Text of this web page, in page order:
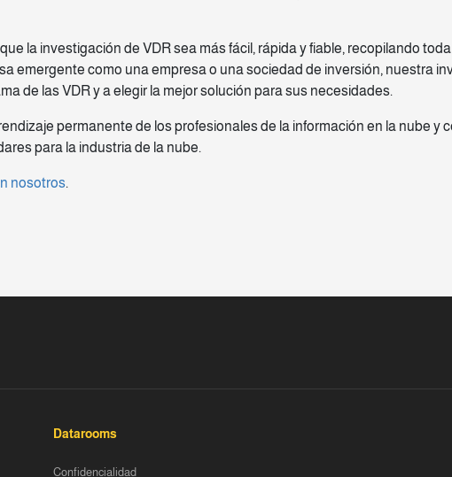
la investigación de VDR sea más fácil, rápida y fiable, recopilando
emergente como una empresa o una sociedad de inversión, nuestra
de las VDR y a elegir la mejor solución para sus necesidades.
permanente de los profesionales de la información en la nube y
para la industria de la nube.
nosotros.
Datarooms
Confidencialidad